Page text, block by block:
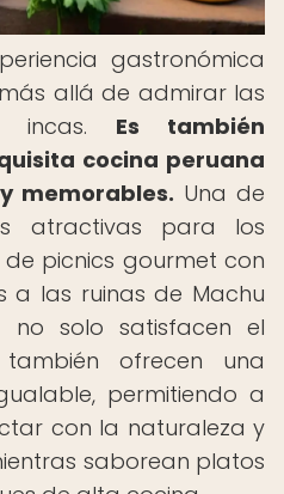
gastronómica
allá de admirar las
incas. Es también
cocina peruana
memorables. Una de
atractivas para los
picnics gourmet con
a las ruinas de Machu
no solo satisfacen el
ofrecen una
permitiendo a
con la naturaleza y
saborean platos